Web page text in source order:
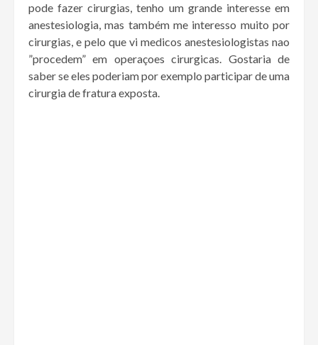
pode fazer cirurgias, tenho um grande interesse em
anestesiologia, mas também me interesso muito por
cirurgias, e pelo que vi medicos anestesiologistas nao
”procedem” em operaçoes cirurgicas. Gostaria de
saber se eles poderiam por exemplo participar de uma
cirurgia de fratura exposta.